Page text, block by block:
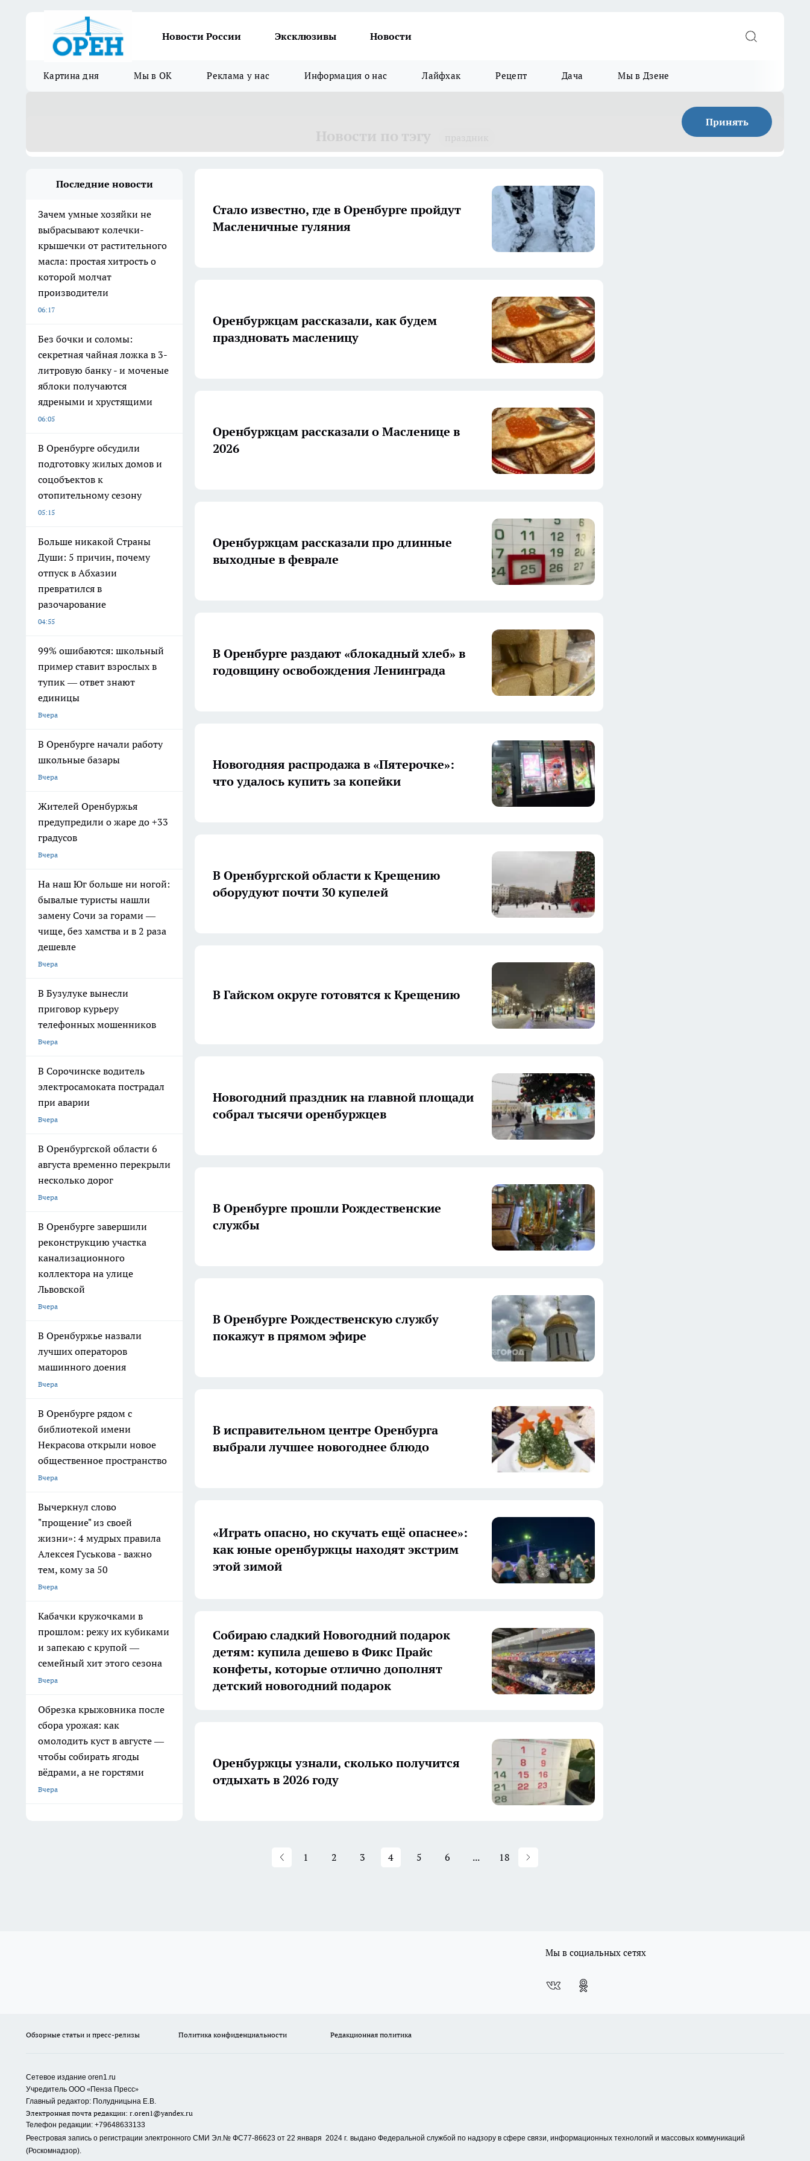
Новости России Эксклюзивы Новости
Картина дня Мы в ОК Реклама у нас Информация о нас Лайфхак Рецепт Дача Мы в Дзене
Принять
Последние новости
Зачем умные хозяйки не
выбрасывают колечки-
крышечки от растительного
масла: простая хитрость о
которой молчат
производители
06:17
Без бочки и соломы:
секретная чайная ложка в 3-
литровую банку - и моченые
яблоки получаются
ядреными и хрустящими
06:05
В Оренбурге обсудили
подготовку жилых домов и
соцобъектов к
отопительному сезону
05:15
Больше никакой Страны
Души: 5 причин, почему
отпуск в Абхазии
превратился в
разочарование
04:55
99% ошибаются: школьный
пример ставит взрослых в
тупик — ответ знают
единицы
Вчера
В Оренбурге начали работу
школьные базары
Вчера
Жителей Оренбуржья
предупредили о жаре до +33
градусов
Вчера
На наш Юг больше ни ногой:
бывалые туристы нашли
замену Сочи за горами —
чище, без хамства и в 2 раза
дешевле
Вчера
В Бузулуке вынесли
приговор курьеру
телефонных мошенников
Вчера
В Сорочинске водитель
электросамоката пострадал
при аварии
Вчера
В Оренбургской области 6
августа временно перекрыли
несколько дорог
Вчера
В Оренбурге завершили
реконструкцию участка
канализационного
коллектора на улице
Львовской
Вчера
В Оренбуржье назвали
лучших операторов
машинного доения
Вчера
В Оренбурге рядом с
библиотекой имени
Некрасова открыли новое
общественное пространство
Вчера
Вычеркнул слово
"прощение" из своей
жизни»: 4 мудрых правила
Алексея Гуськова - важно
тем, кому за 50
Вчера
Кабачки кружочками в
прошлом: режу их кубиками
и запекаю с крупой —
семейный хит этого сезона
Вчера
Обрезка крыжовника после
сбора урожая: как
омолодить куст в августе —
чтобы собирать ягоды
вёдрами, а не горстями
Вчера
Стало известно, где в Оренбурге пройдут
Масленичные гуляния
Оренбуржцам рассказали, как будем
праздновать масленицу
Оренбуржцам рассказали о Масленице в
2026
Оренбуржцам рассказали про длинные
выходные в феврале
В Оренбурге раздают «блокадный хлеб» в
годовщину освобождения Ленинграда
Новогодняя распродажа в «Пятерочке»:
что удалось купить за копейки
В Оренбургской области к Крещению
оборудуют почти 30 купелей
В Гайском округе готовятся к Крещению
Новогодний праздник на главной площади
собрал тысячи оренбуржцев
В Оренбурге прошли Рождественские
службы
В Оренбурге Рождественскую службу
покажут в прямом эфире
В исправительном центре Оренбурга
выбрали лучшее новогоднее блюдо
«Играть опасно, но скучать ещё опаснее»:
как юные оренбуржцы находят экстрим
этой зимой
Собираю сладкий Новогодний подарок
детям: купила дешево в Фикс Прайс
конфеты, которые отлично дополнят
детский новогодний подарок
Оренбуржцы узнали, сколько получится
отдыхать в 2026 году
1 2 3 4 5 6 ... 18
Мы в социальных сетях
Обзорные статьи и пресс-релизы Политика конфиденциальности Редакционная политика
Сетевое издание oren1.ru
Учредитель ООО «Пенза Пресс»
Главный редактор: Полудницына Е.В.
Электронная почта редакции: r.oren1@yandex.ru
Телефон редакции: +79648633133
Реестровая запись о регистрации электронного СМИ Эл.№ ФС77-86623 от 22 января 2024 г. выдано Федеральной службой по надзору в сфере связи, информационных технологий и массовых коммуникаций
(Роскомнадзор).